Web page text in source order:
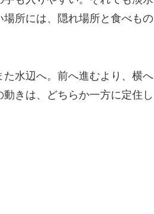
所には、隠れ場所と食べもの
水辺へ。前へ進むより、横へ
きは、どちらか一方に定住し